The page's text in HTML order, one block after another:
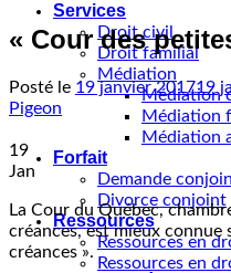
Services
Droit civil
Droit familial
Médiation
Médiation
Médiation
Médiation
Forfait
Demande
Divorce conjoint
Ressources
Ressources en
Ressources en
« Cour des
Posté le 19 janvier 201719
Pigeon
19
Jan
La Cour du Québec,
créances, est mieux connue
créances ».